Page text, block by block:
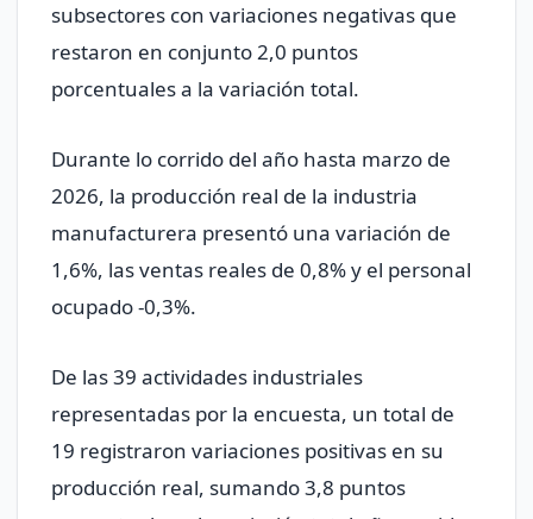
subsectores con variaciones negativas que
restaron en conjunto 2,0 puntos
porcentuales a la variación total.
Durante lo corrido del año hasta marzo de
2026, la producción real de la industria
manufacturera presentó una variación de
1,6%, las ventas reales de 0,8% y el personal
ocupado -0,3%.
De las 39 actividades industriales
representadas por la encuesta, un total de
19 registraron variaciones positivas en su
producción real, sumando 3,8 puntos